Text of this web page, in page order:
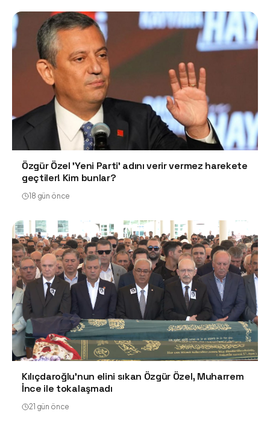
Özgür Özel 'Yeni Parti' adını verir vermez harekete
geçtiler! Kim bunlar?
18 gün önce
Kılıçdaroğlu'nun elini sıkan Özgür Özel, Muharrem
İnce ile tokalaşmadı
21 gün önce